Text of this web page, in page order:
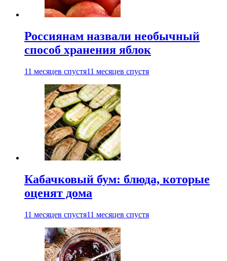
Россиянам назвали необычный
способ хранения яблок
11 месяцев спустя11 месяцев спустя
Кабачковый бум: блюда, которые
оценят дома
11 месяцев спустя11 месяцев спустя